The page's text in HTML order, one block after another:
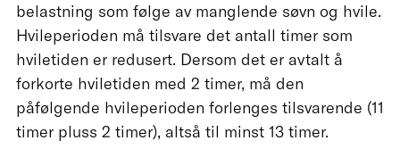
belastning som følge av manglende søvn og hvile.
Hvileperioden må tilsvare det antall timer som
hviletiden er redusert. Dersom det er avtalt å
forkorte hviletiden med 2 timer, må den
påfølgende hvileperioden forlenges tilsvarende (11
timer pluss 2 timer), altså til minst 13 timer.